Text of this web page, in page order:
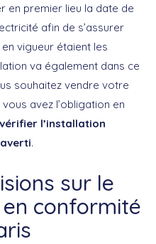
en premier lieu la date de
afin de s’assurer
vigueur étaient les
va également dans ce
souhaitez vendre votre
avez l’obligation en
l’installation
.
sur le
conformité